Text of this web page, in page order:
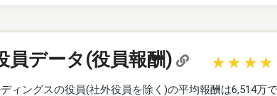
員データ(役員報酬)
ィングスの役員(社外役員を除く)の平均報酬は6,514万